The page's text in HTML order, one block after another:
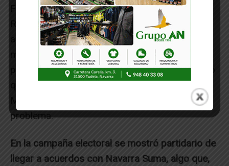
Ferrer intentó anularlos tanto a mí como a la Sr.
Risueño en la Asamblea de dicho órgano y no
aceptaron nuestro nombramiento hasta el
mismo día de celebración de la misma, cuando
presentamos tres recursos de impugnación y lo
Mancomunidad, lo que provocaría un serio
problema.
En la campaña electoral se mostró partidario de
llegar a acuerdos con Navarra Suma, algo que,